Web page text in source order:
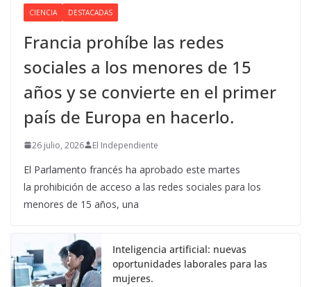
CIENCIA DESTACADAS
Francia prohíbe las redes
sociales a los menores de 15
años y se convierte en el primer
país de Europa en hacerlo.
26 julio, 2026 El Independiente
El Parlamento francés ha aprobado este martes
la prohibición de acceso a las redes sociales para los
menores de 15 años, una
Inteligencia artificial: nuevas
oportunidades laborales para las
mujeres.